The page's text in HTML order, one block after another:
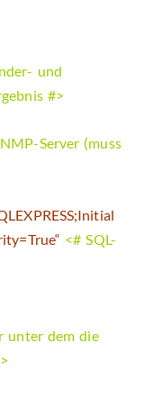
und
#>
Server (muss
<# SQL-
unter dem die